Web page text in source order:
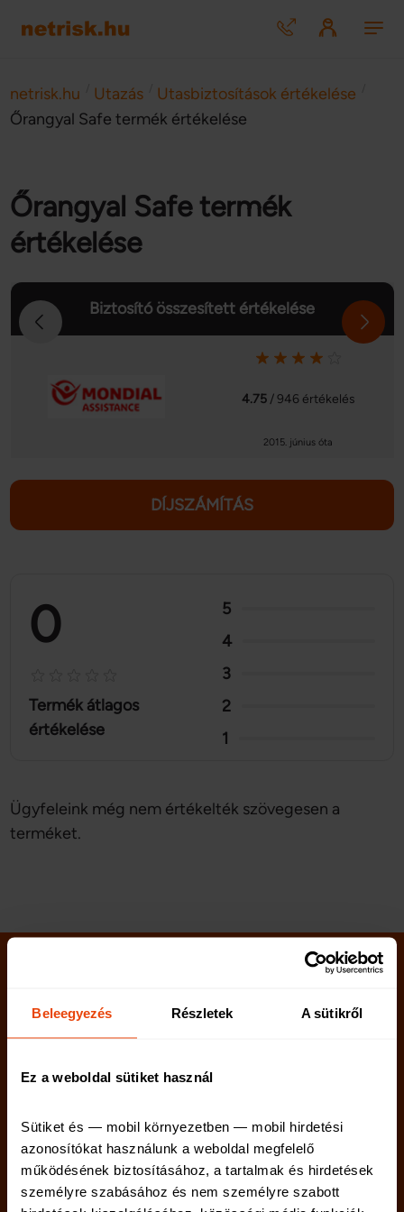
Beleegyezés Részletek A sütikről
Ez a weboldal sütiket használ
Sütiket és — mobil környezetben — mobil hirdetési
azonosítókat használunk a weboldal megfelelő
működésének biztosításához, a tartalmak és hirdetések
személyre szabásához és nem személyre szabott
netrisk.hu Utazás Utasbiztosítások értékelése
Őrangyal Safe termék értékelése
Őrangyal Safe termék
értékelése
Biztosító összesített értékelése
4.75/ 946 értékelés
2015. június óta
DÍJSZÁMÍTÁS
0
Termék átlagos
értékelése
5
4
3
2
1
Ügyfeleink még nem értékelték szövegesen a
terméket.
Kötelező biztosítás
Casco biztosítás
Lakásbiztosítás
Utasbiztosítás